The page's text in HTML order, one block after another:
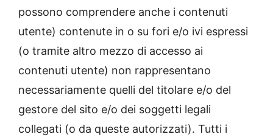
possono comprendere anche i contenuti
utente) contenute in o su fori e/o ivi espressi
(o tramite altro mezzo di accesso ai
contenuti utente) non rappresentano
necessariamente quelli del titolare e/o del
gestore del sito e/o dei soggetti legali
collegati (o da queste autorizzati). Tutti i